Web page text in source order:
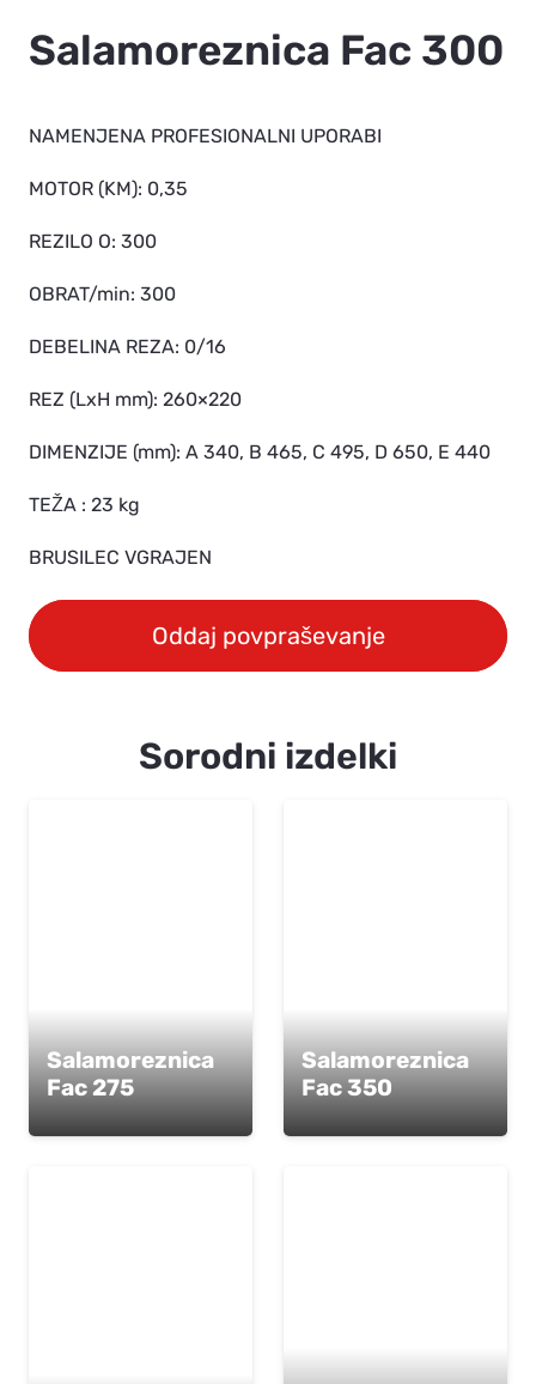
Salamoreznica Fac 300
NAMENJENA PROFESIONALNI UPORABI
MOTOR (KM): 0,35
REZILO O: 300
OBRAT/min: 300
DEBELINA REZA: 0/16
REZ (LxH mm): 260×220
DIMENZIJE (mm): A 340, B 465, C 495, D 650, E 440
TEŽA : 23 kg
BRUSILEC VGRAJEN
Oddaj povpraševanje
Sorodni izdelki
Salamoreznica
Fac 275
Salamoreznica
Fac 350